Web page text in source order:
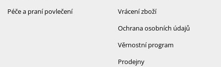
Péče a praní povlečení
Vrácení zboží
Ochrana osobních údajů
Věrnostní program
Prodejny